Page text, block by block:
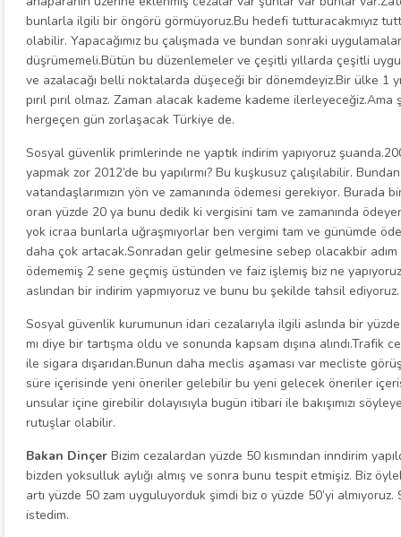
bunlarla ilgili bir öngörü görmüyoruz.Bu hedefi tutturacakmıyız
olabilir. Yapacağımız bu çalışmada ve bundan sonraki
düşrümemeli.Bütün bu düzenlemeler ve çeşitli yıllarda çeşitli
ve azalacağı belli noktalarda düşeceği bir dönemdeyiz.Bir ülke 1
pırıl pırıl olmaz. Zaman alacak kademe kademe ilerleyeceğiz.Ama
hergeçen gün zorlaşacak Türkiye de.
Sosyal güvenlik primlerinde ne yaptık indirim yapıyoruz
yapmak zor 2012’de bu yapılırmı? Bu kuşkusuz çalışılabilir.
vatandaşlarımızın yön ve zamanında ödemesi gerekiyor. Burada
oran yüzde 20 ya bunu dedik ki vergisini tam ve zamanında
yok icraa bunlarla uğraşmıyorlar ben vergimi tam ve günümde
daha çok artacak.Sonradan gelir gelmesine sebep olacakbir adım
ödememiş 2 sene geçmiş üstünden ve faiz işlemiş biz ne yapıyoruz
aslından bir indirim yapmıyoruz ve bunu bu şekilde tahsil ediyoruz.
Sosyal güvenlik kurumunun idari cezalarıyla ilgili aslında bir
mı diye bir tartışma oldu ve sonunda kapsam dışına alındı.Trafik
ile sigara dışarıdan.Bunun daha meclis aşaması var mecliste
süre içerisinde yeni öneriler gelebilir bu yeni gelecek öneriler
unsular içine girebilir dolayısıyla bugün itibari ile bakışımızı
rutuşlar olabilir.
Bakan Dinçer Bizim cezalardan yüzde 50 kısmından inndirim
bizden yoksulluk aylığı almış ve sonra bunu tespit etmişiz. Biz
artı yüzde 50 zam uyguluyorduk şimdi biz o yüzde 50’yi
istedim.